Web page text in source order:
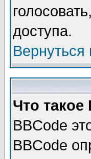
доступа.
Вернуться
Что такое
BBCode
BBCode